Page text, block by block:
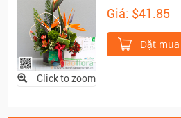
Click to zoom
Giá: $41.85
Đặt mua